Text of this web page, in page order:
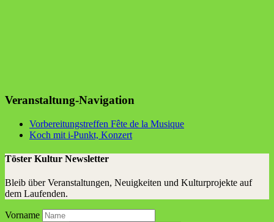
Veranstaltung-Navigation
Vor­be­rei­tungs­tref­fen Fête de la Musique
Koch mit i‑Punkt, Konzert
Töster Kultur Newsletter
Bleib über Veranstaltungen, Neuigkeiten und Kulturprojekte auf
dem Laufenden.
Vorname